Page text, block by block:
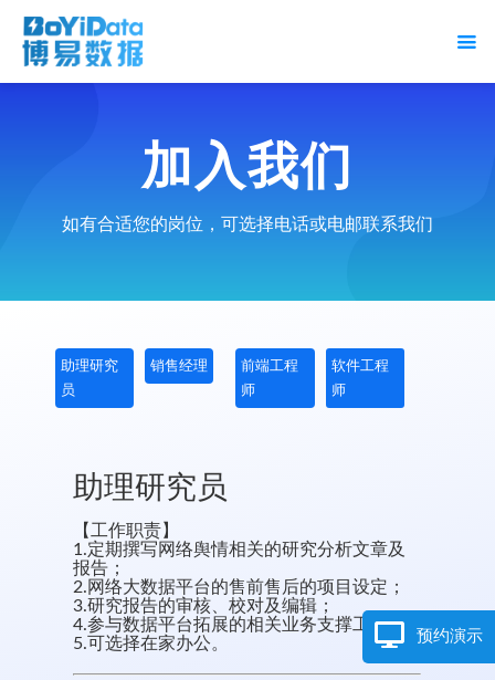
加入我们
如有合适您的岗位，可选择电话或电邮联系我们
助理研究
员
销售经理
前端工程
师
软件工程
师
助理研究员
【工作职责】
1.定期撰写网络舆情相关的研究分析文章及
报告；
2.网络大数据平台的售前售后的项目设定；
3.研究报告的审核、校对及编辑；
4.参与数据平台拓展的相关业务支撑工作；
5.可选择在家办公。
预约演示